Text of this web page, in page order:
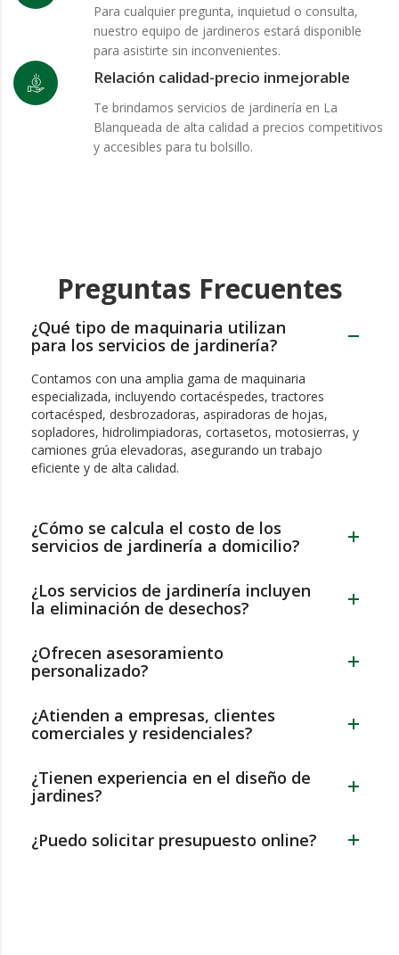
Para cualquier pregunta, inquietud o consulta,
nuestro equipo de jardineros estará disponible
para asistirte sin inconvenientes.
Relación calidad-precio inmejorable
Te brindamos servicios de jardinería en La
Blanqueada de alta calidad a precios competitivos
y accesibles para tu bolsillo.
Preguntas Frecuentes
¿Qué tipo de maquinaria utilizan
para los servicios de jardinería?
Contamos con una amplia gama de maquinaria
especializada, incluyendo cortacéspedes, tractores
cortacésped, desbrozadoras, aspiradoras de hojas,
sopladores, hidrolimpiadoras, cortasetos, motosierras, y
camiones grúa elevadoras, asegurando un trabajo
eficiente y de alta calidad.
¿Cómo se calcula el costo de los
servicios de jardinería a domicilio?
¿Los servicios de jardinería incluyen
la eliminación de desechos?
¿Ofrecen asesoramiento
personalizado?
¿Atienden a empresas, clientes
comerciales y residenciales?
¿Tienen experiencia en el diseño de
jardines?
¿Puedo solicitar presupuesto online?